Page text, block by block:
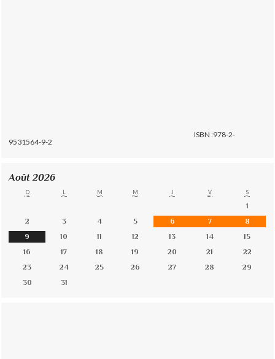
ISBN :978-2-
9531564-9-2
Août 2026
D L M M J V S
1
2
3 4 5 6 7
8
9
10 11 12 13 14
15
16
17 18 19 20 21
22
23
24 25 26 27 28
29
30
31